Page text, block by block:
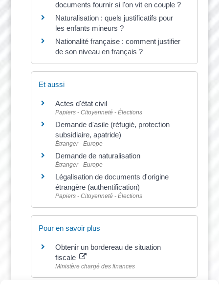
documents fournir si l'on vit en couple ?
Naturalisation : quels justificatifs pour
les enfants mineurs ?
Nationalité française : comment justifier
de son niveau en français ?
Et aussi
Actes d'état civil
Papiers - Citoyenneté - Élections
Demande d'asile (réfugié, protection
subsidiaire, apatride)
Étranger - Europe
Demande de naturalisation
Étranger - Europe
Légalisation de documents d'origine
étrangère (authentification)
Papiers - Citoyenneté - Élections
Pour en savoir plus
Obtenir un bordereau de situation
fiscale
Ministère chargé des finances